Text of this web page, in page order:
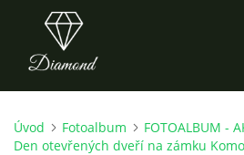
ÚVOD
Úvod Fotoalbum
FOTOALBUM -
Den otevřených dveří na zámku